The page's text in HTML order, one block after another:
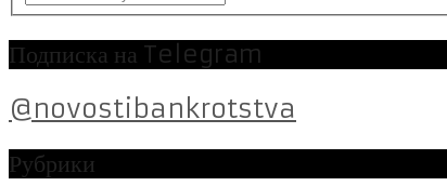
Подписка на Telegram
@novostibankrotstva
Рубрики